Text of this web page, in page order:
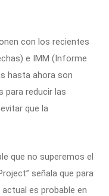
con los recientes
e IMM (Informe
hasta ahora son
para reducir las
que la
que no superemos el
señala que para
es probable en